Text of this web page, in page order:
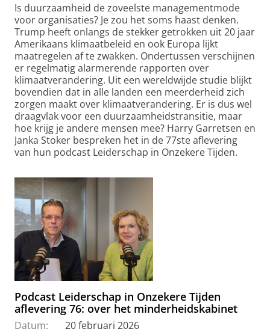
Is duurzaamheid de zoveelste managementmode
voor organisaties? Je zou het soms haast denken.
Trump heeft onlangs de stekker getrokken uit 20 jaar
Amerikaans klimaatbeleid en ook Europa lijkt
maatregelen af te zwakken. Ondertussen verschijnen
er regelmatig alarmerende rapporten over
klimaatverandering. Uit een wereldwijde studie blijkt
bovendien dat in alle landen een meerderheid zich
zorgen maakt over klimaatverandering. Er is dus wel
draagvlak voor een duurzaamheidstransitie, maar
hoe krijg je andere mensen mee? Harry Garretsen en
Janka Stoker bespreken het in de 77ste aflevering
van hun podcast Leiderschap in Onzekere Tijden.
Podcast Leiderschap in Onzekere Tijden
aflevering 76: over het minderheidskabinet
Datum:
20 februari 2026